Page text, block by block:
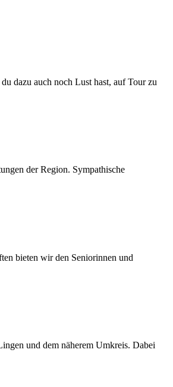
dazu auch noch Lust hast, auf Tour zu
der Region. Sympathische
bieten wir den Seniorinnen und
und dem näherem Umkreis. Dabei